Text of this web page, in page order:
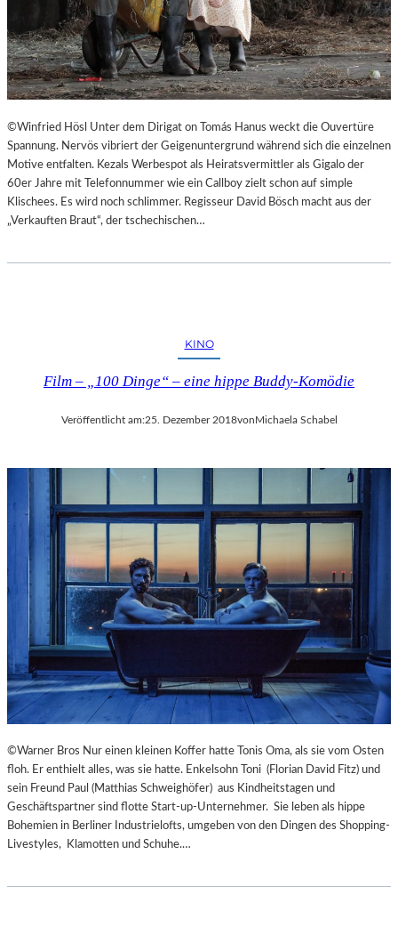
©Winfried Hösl Unter dem Dirigat on Tomás Hanus weckt die Ouvertüre
Spannung. Nervös vibriert der Geigenuntergrund während sich die einzelnen
Motive entfalten. Kezals Werbespot als Heiratsvermittler als Gigalo der
60er Jahre mit Telefonnummer wie ein Callboy zielt schon auf simple
Klischees. Es wird noch schlimmer. Regisseur David Bösch macht aus der
„Verkauften Braut“, der tschechischen…
KINO
Film – „100 Dinge“ – eine hippe Buddy-Komödie
Veröffentlicht am:25. Dezember 2018vonMichaela Schabel
©Warner Bros Nur einen kleinen Koffer hatte Tonis Oma, als sie vom Osten
floh. Er enthielt alles, was sie hatte. Enkelsohn Toni (Florian David Fitz) und
sein Freund Paul (Matthias Schweighöfer) aus Kindheitstagen und
Geschäftspartner sind flotte Start-up-Unternehmer. Sie leben als hippe
Bohemien in Berliner Industrielofts, umgeben von den Dingen des Shopping-
Livestyles, Klamotten und Schuhe.…